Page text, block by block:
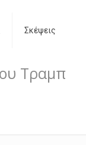
Σκέψεις
Τραμπ